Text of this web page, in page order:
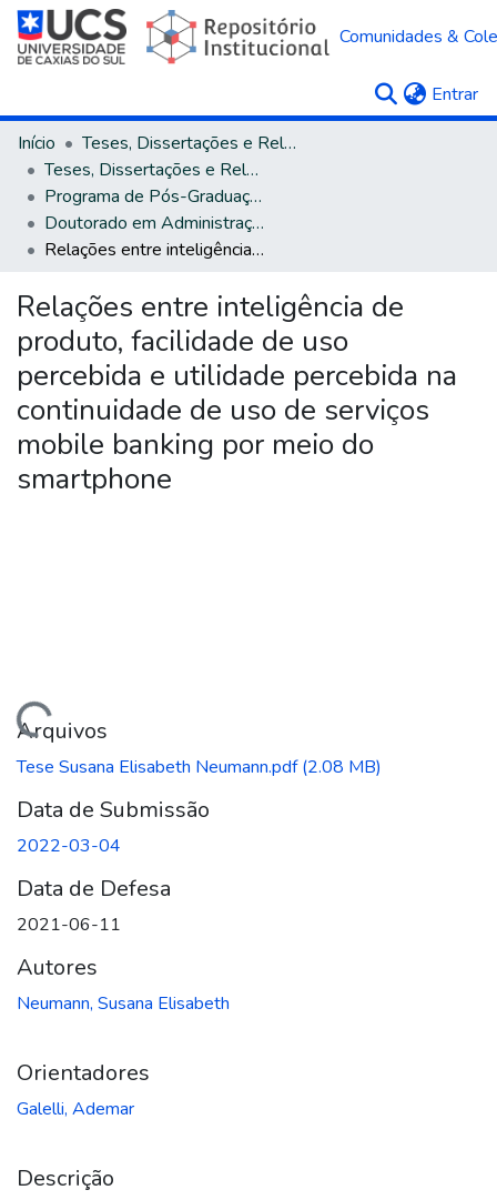
Comunidades &
Entrar
Início
Teses, Dissertações e Relatórios
Teses, Dissertações e Relatórios defendidos na UCS
Programa de Pós-Graduação em Administração
Doutorado em Administração
Relações entre inteligência de produto, facilidade de uso percebida e utilidade percebida na continuidade de uso de serviços mobile banking por meio do smartphone
Relações entre inteligência de
produto, facilidade de uso
percebida e utilidade percebida na
continuidade de uso de serviços
mobile banking por meio do
smartphone
Arquivos
Tese Susana Elisabeth Neumann.pdf(2.08 MB)
Data de Submissão
2022-03-04
Data de Defesa
2021-06-11
Autores
Neumann, Susana Elisabeth
Orientadores
Galelli, Ademar
Descrição